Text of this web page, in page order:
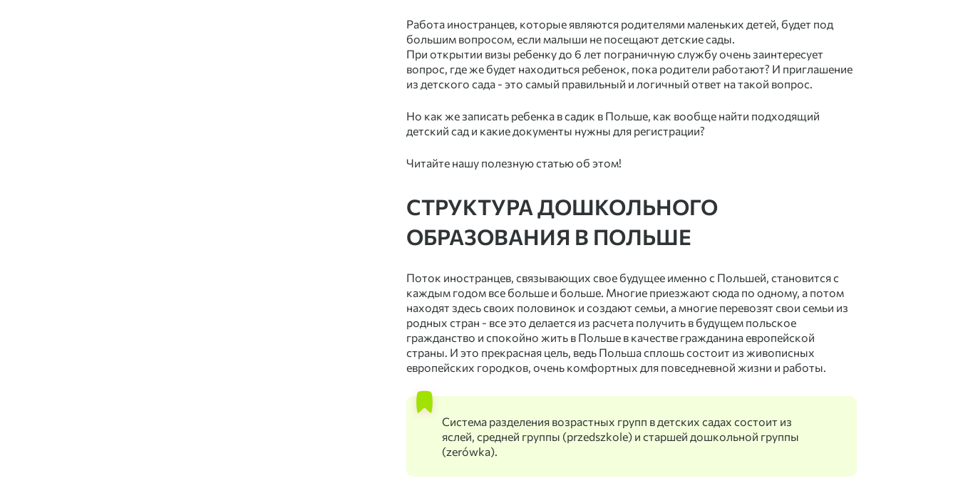
Работа иностранцев, которые являются родителями маленьких детей, будет под
большим вопросом, если малыши не посещают детские сады.
При открытии визы ребенку до 6 лет пограничную службу очень заинтересует
вопрос, где же будет находиться ребенок, пока родители работают? И приглашение
из детского сада - это самый правильный и логичный ответ на такой вопрос.
Но как же записать ребенка в садик в Польше, как вообще найти подходящий
детский сад и какие документы нужны для регистрации?
Читайте нашу полезную статью об этом!
СТРУКТУРА ДОШКОЛЬНОГО
ОБРАЗОВАНИЯ В ПОЛЬШЕ
Поток иностранцев, связывающих свое будущее именно с Польшей, становится с
каждым годом все больше и больше. Многие приезжают сюда по одному, а потом
находят здесь своих половинок и создают семьи, а многие перевозят свои семьи из
родных стран - все это делается из расчета получить в будущем польское
гражданство и спокойно жить в Польше в качестве гражданина европейской
страны. И это прекрасная цель, ведь Польша сплошь состоит из живописных
европейских городков, очень комфортных для повседневной жизни и работы.
Система разделения возрастных групп в детских садах состоит из
яслей, средней группы (przedszkole) и старшей дошкольной группы
(zerówka).